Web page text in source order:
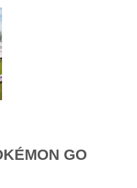
GO